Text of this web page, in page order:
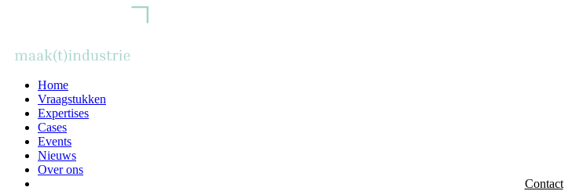
Home
Vraagstukken
Expertises
Cases
Events
Nieuws
Over ons
Contact